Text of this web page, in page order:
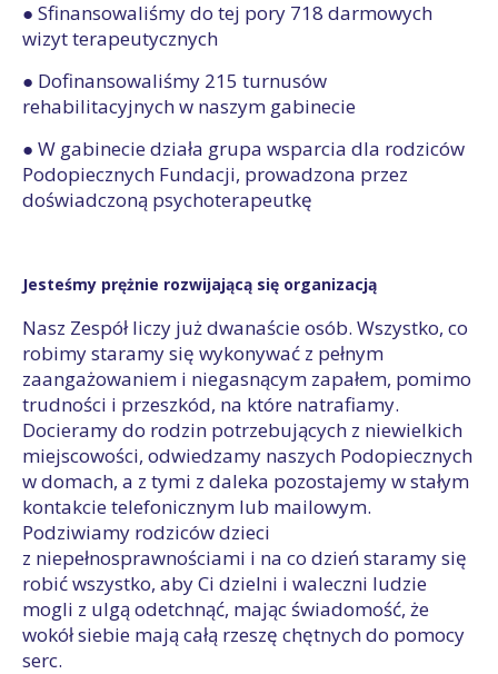
● Sfinansowaliśmy do tej pory 718 darmowych
wizyt terapeutycznych
● Dofinansowaliśmy 215 turnusów
rehabilitacyjnych w naszym gabinecie
● W gabinecie działa grupa wsparcia dla rodziców
Podopiecznych Fundacji, prowadzona przez
doświadczoną psychoterapeutkę
Jesteśmy prężnie rozwijającą się organizacją
Nasz Zespół liczy już dwanaście osób. Wszystko, co
robimy staramy się wykonywać z pełnym
zaangażowaniem i niegasnącym zapałem, pomimo
trudności i przeszkód, na które natrafiamy.
Docieramy do rodzin potrzebujących z niewielkich
miejscowości, odwiedzamy naszych Podopiecznych
w domach, a z tymi z daleka pozostajemy w stałym
kontakcie telefonicznym lub mailowym.
Podziwiamy rodziców dzieci
z niepełnosprawnościami i na co dzień staramy się
robić wszystko, aby Ci dzielni i waleczni ludzie
mogli z ulgą odetchnąć, mając świadomość, że
wokół siebie mają całą rzeszę chętnych do pomocy
serc.